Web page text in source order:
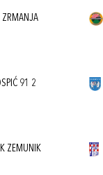
ZRMANJA
91 2
ZEMUNIK